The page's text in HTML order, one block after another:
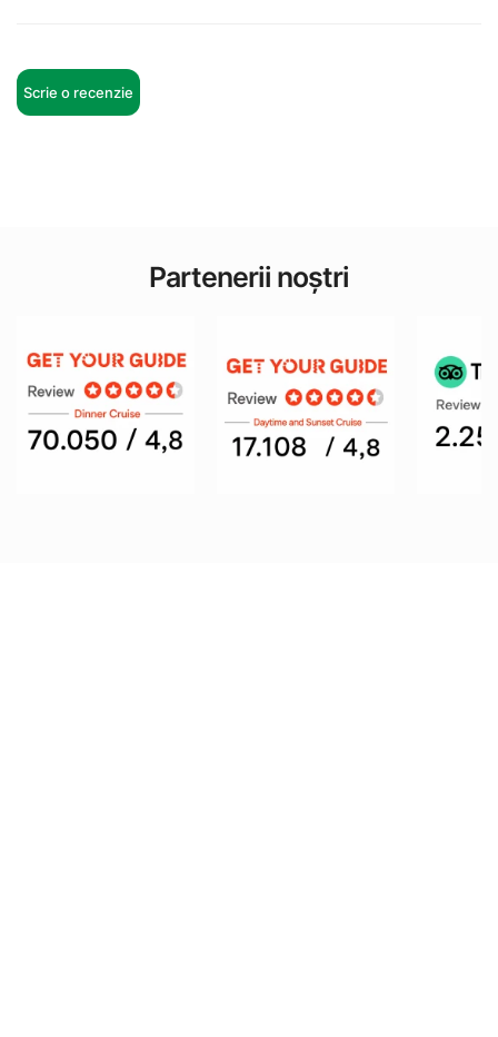
Scrie o recenzie
Partenerii noștri